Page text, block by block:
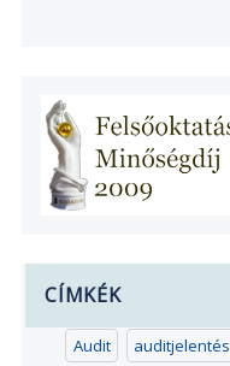
CÍMKÉK
Audit auditjelentés